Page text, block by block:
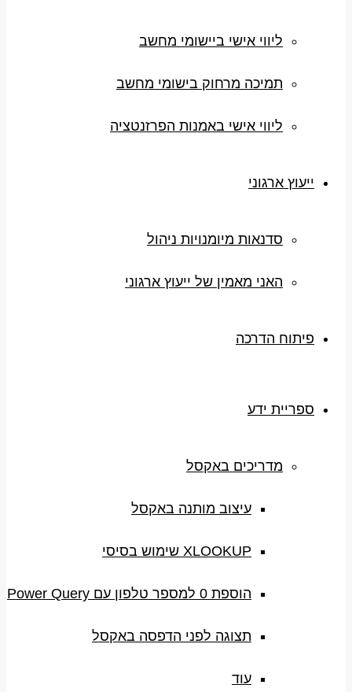
ליווי אישי ביישומי מחשב
תמיכה מרחוק בישומי מחשב
ליווי אישי באמנות הפרזנטציה
ייעוץ ארגוני
סדנאות מיומנויות ניהול
האני מאמין של ייעוץ ארגוני
פיתוח הדרכה
ספריית ידע
מדריכים באקסל
עיצוב מותנה באקסל
XLOOKUP שימוש בסיסי
הוספת 0 למספר טלפון עם Power Query
תצוגה לפני הדפסה באקסל
עוד